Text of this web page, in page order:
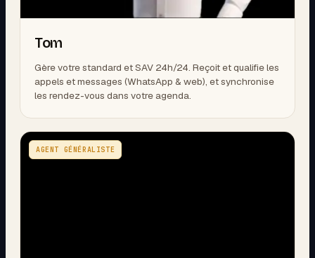
Tom
Gère votre standard et SAV 24h/24. Reçoit et qualifie les
appels et messages (WhatsApp & web), et synchronise
les rendez-vous dans votre agenda.
AGENT GÉNÉRALISTE